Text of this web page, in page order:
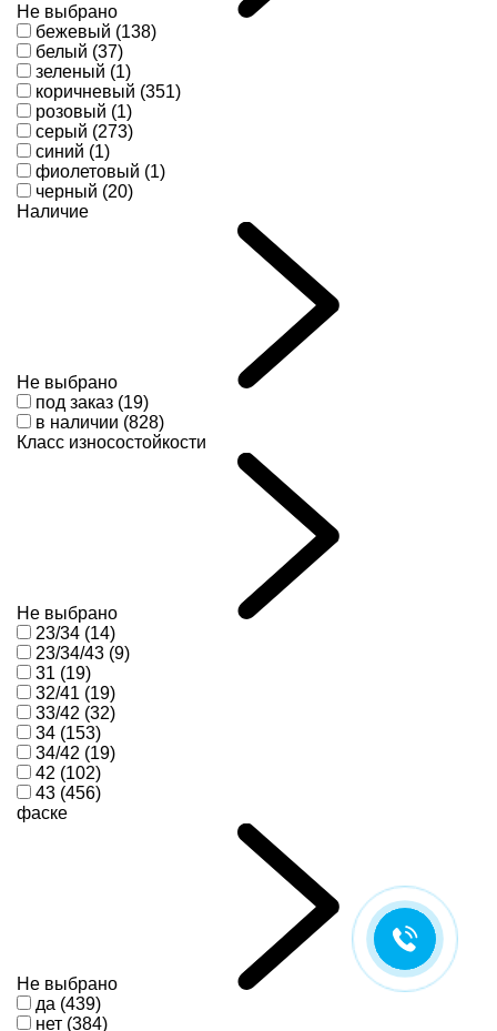
Не выбрано
бежевый (138)
белый (37)
зеленый (1)
коричневый (351)
розовый (1)
серый (273)
синий (1)
фиолетовый (1)
черный (20)
Наличие
Не выбрано
под заказ (19)
в наличии (828)
Класс износостойкости
Не выбрано
23/34 (14)
23/34/43 (9)
31 (19)
32/41 (19)
33/42 (32)
34 (153)
34/42 (19)
42 (102)
43 (456)
фаске
Не выбрано
да (439)
нет (384)